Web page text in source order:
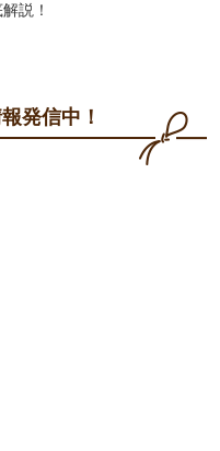
説！
発信中！